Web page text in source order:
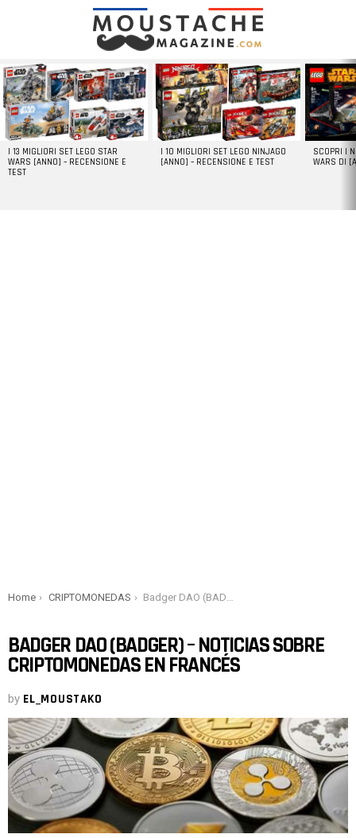
LATEST
STORIES
I 13 MIGLIORI SET LEGO STAR
WARS [ANNO] – RECENSIONE E
TEST
I 10 MIGLIORI SET LEGO NINJAGO
[ANNO] – RECENSIONE E TEST
SCOPRI I
WARS DI
You are here:
Home CRIPTOMONEDAS Badger DAO (BADGER) – Noticias sobre criptomonedas en francés
BADGER DAO (BADGER) – NOTICIAS SOBRE
CRIPTOMONEDAS EN FRANCÉS
by EL_MOUSTAKO